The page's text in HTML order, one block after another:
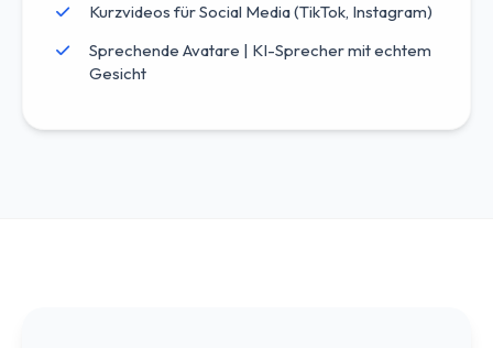
Kurzvideos für Social Media (TikTok, Instagram)
Sprechende Avatare | KI-Sprecher mit echtem
Gesicht